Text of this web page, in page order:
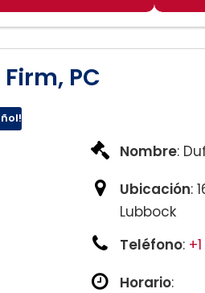
los abuelos
PC
Nombre:
Ubicación:
Lubbock
Teléfono:
Horario: